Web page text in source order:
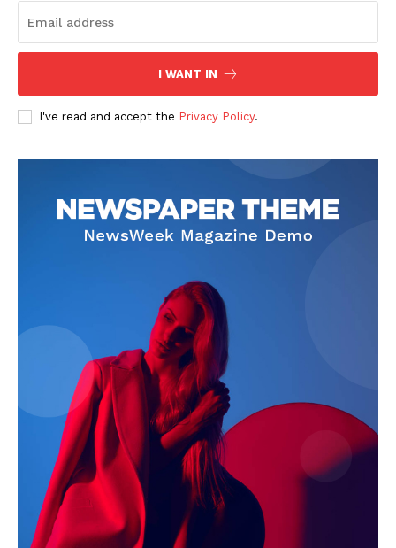
I WANT IN
I've read and accept the Privacy Policy.